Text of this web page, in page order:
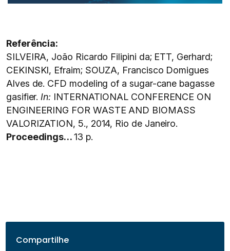
Referência:
SILVEIRA, João Ricardo Filipini da; ETT, Gerhard;
CEKINSKI, Efraim; SOUZA, Francisco Domigues
Alves de. CFD modeling of a sugar-cane bagasse
gasifier. In: INTERNATIONAL CONFERENCE ON
ENGINEERING FOR WASTE AND BIOMASS
VALORIZATION, 5., 2014, Rio de Janeiro.
Proceedings…13 p.
Compartilhe